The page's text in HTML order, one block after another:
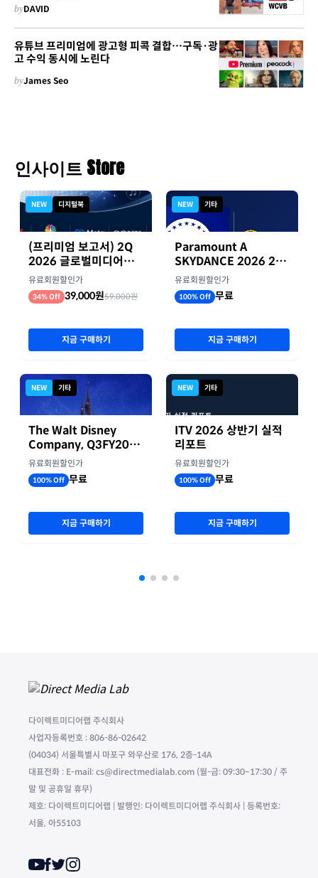
byDAVID
유튜브 프리미엄에 광고형 피콕 결합…구독·광
고 수익 동시에 노린다
byJames Seo
인사이트 Store
NEW 디지털북
(프리미엄 보고서) 2Q
2026 글로벌미디어기
업 실적 종합 보고서
유료회원할인가
34% Off 39,000원59,000원
지금 구매하기
NEW 기타
The Walt Disney
Company, Q3FY2026
실적자료
유료회원할인가
100% Off 무료
지금 구매하기
NEW 기타
Paramount A
SKYDANCE 2026 2분
기 실적
유료회원할인가
100% Off 무료
지금 구매하기
NEW 기타
ITV 2026 상반기 실적
리포트
유료회원할인가
100% Off 무료
지금 구매하기
다이렉트미디어랩 주식회사
사업자등록번호 : 806-86-02642
(04034) 서울특별시 마포구 와우산로 176, 2층-14A
대표전화 : E-mail: cs@directmedialab.com (월-금: 09:30~17:30 / 주
말 및 공휴일 휴무)
제호: 다이렉트미디어랩 | 발행인: 다이렉트미디어랩 주식회사 | 등록번호:
서울, 아55103